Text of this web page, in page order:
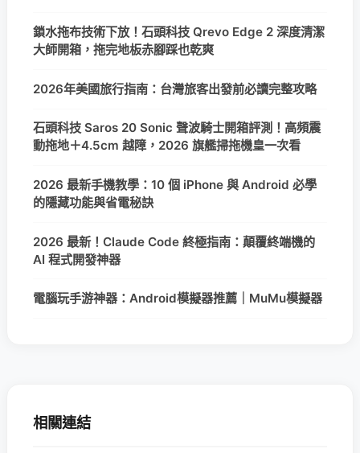
鎖水拖布技術下放！石頭科技 Qrevo Edge 2 深度清潔
大師開箱，拖完地板赤腳踩也乾爽
2026年美國旅行指南：台灣旅客出發前必讀完整攻略
石頭科技 Saros 20 Sonic 聲波騎士開箱評測！高頻震
動拖地＋4.5cm 越障，2026 旗艦掃拖機皇一次看
2026 最新手機教學：10 個 iPhone 與 Android 必學
的隱藏功能與省電秘訣
2026 最新！Claude Code 終極指南：顛覆終端機的
AI 程式開發神器
電腦玩手游神器：Android模擬器推薦｜MuMu模擬器
相關連結